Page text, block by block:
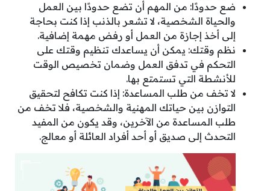
ضع حدودًا: من المهم أن تضع حدودًا بين العمل
والحياة الشخصية، لا تشعر بالذنب إذا كنت بحاجة
إلى أخذ إجازة من العمل أو رفض مهمة إضافية.
نظم وقتك: يمكن أن يساعدك تنظيم وقتك على
التحكم في تدفق العمل وضمان تخصيص الوقت
للأنشطة التي تستمتع بها.
لا تخف من طلب المساعدة: إذا كنت تكافح لتحقيق
التوازن بين حياتك المهنية والشخصية، فلا تخف من
طلب المساعدة من الآخرين، وقد يكون من المفيد
التحدث إلى صديق أو أحد أفراد العائلة أو معالج.